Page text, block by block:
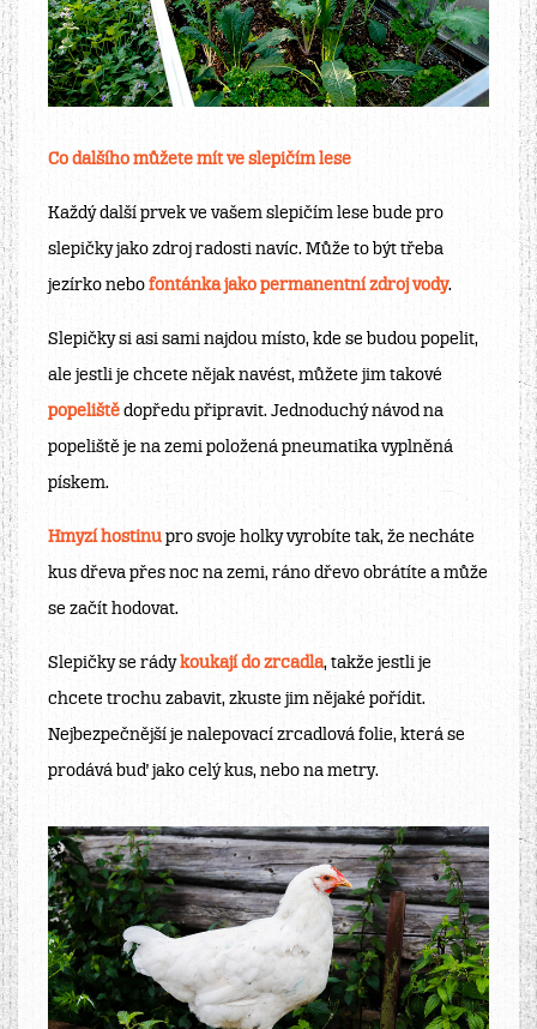
Co dalšího můžete mít ve slepičím lese
Každý další prvek ve vašem slepičím lese bude pro
slepičky jako zdroj radosti navíc. Může to být třeba
jezírko nebo fontánka jako permanentní zdroj vody.
Slepičky si asi sami najdou místo, kde se budou popelit,
ale jestli je chcete nějak navést, můžete jim takové
popeliště dopředu připravit. Jednoduchý návod na
popeliště je na zemi položená pneumatika vyplněná
pískem.
Hmyzí hostinu pro svoje holky vyrobíte tak, že necháte
kus dřeva přes noc na zemi, ráno dřevo obrátíte a může
se začít hodovat.
Slepičky se rádykoukají do zrcadla, takže jestli je
chcete trochu zabavit, zkuste jim nějaké pořídit.
Nejbezpečnější je nalepovací zrcadlová folie, která se
prodává buď jako celý kus, nebo na metry.